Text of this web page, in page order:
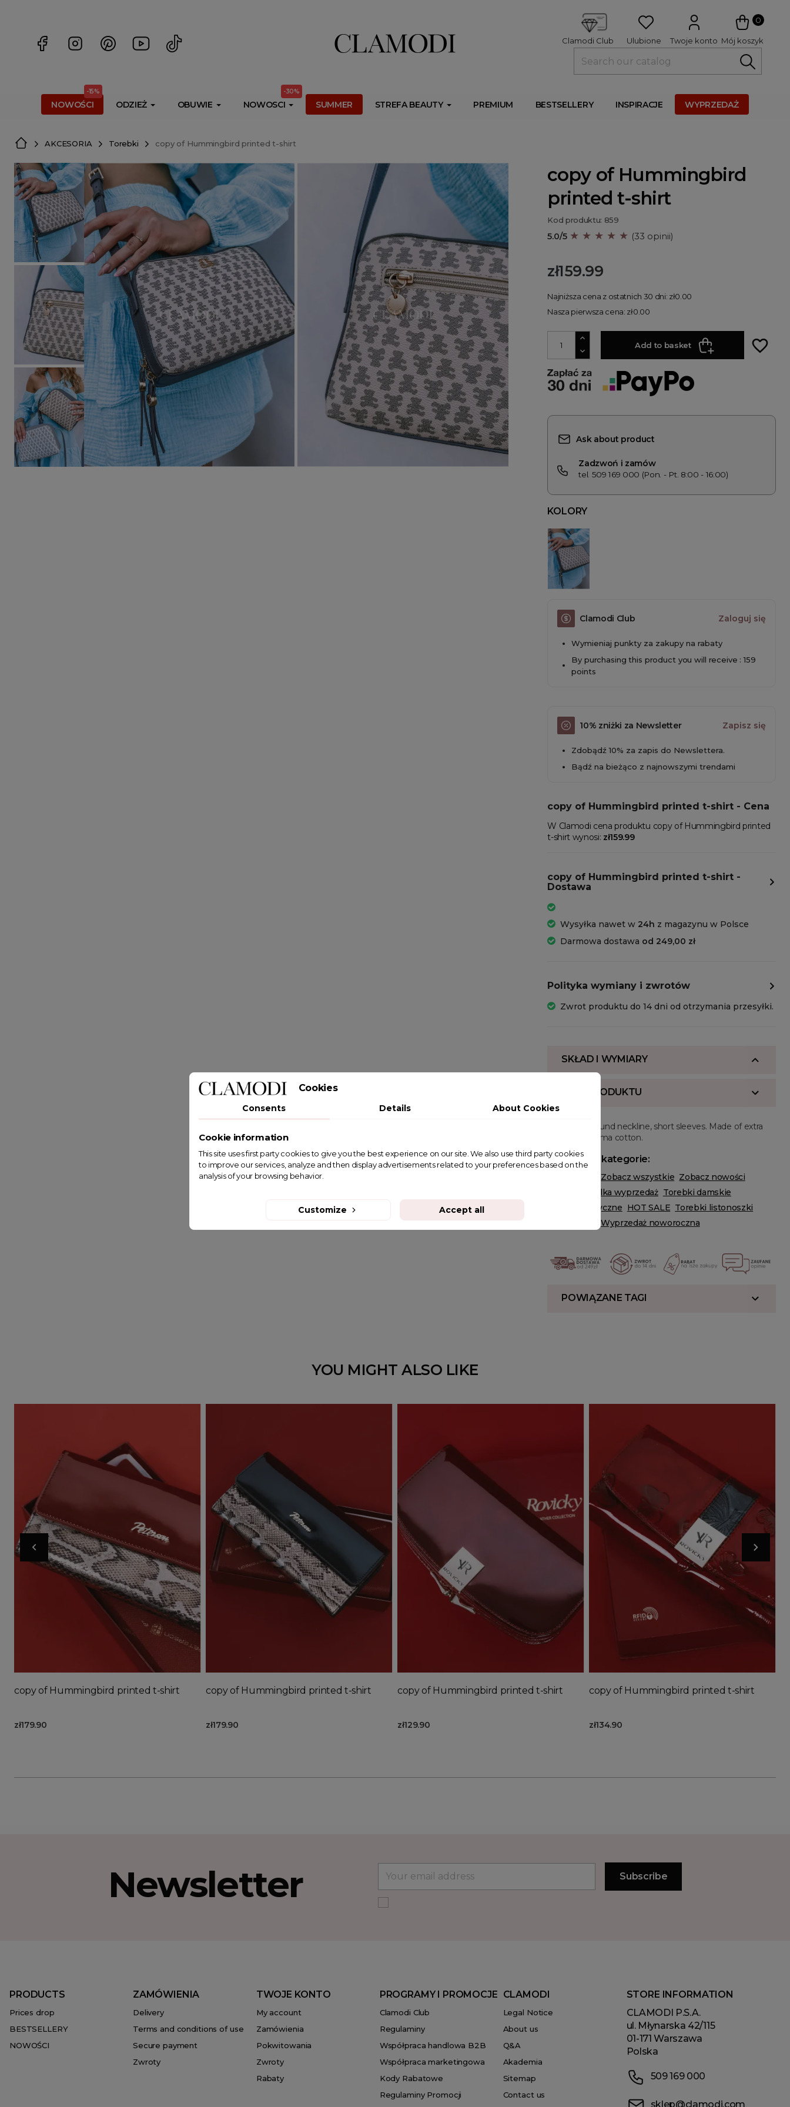
0
Mój koszyk
Twoje konto
Ulubione
Clamodi Club
NOWOŚCI
-15%
ODZIEŻ OBUWIE NOWOSCI
-30%
SUMMER STREFA BEAUTY PREMIUM BESTSELLERY INSPIRACJE WYPRZEDAŻ
AKCESORIA Torebki copy of Hummingbird printed t-shirt
copy of Hummingbird
printed t-shirt
Kod produktu: 859
5.0/5 ★ ★ ★ ★ ★ (33 opinii)
zł159.99
Najniższa cena z ostatnich 30 dni: zł0.00
Nasza pierwsza cena: zł0.00
Add to basket favorite_border
Ask about product
Zadzwoń i zamów
tel. 509 169 000 (Pon. - Pt. 8:00 - 16:00)
KOLORY
Clamodi Club Zaloguj się
Wymieniaj punkty za zakupy na rabaty
By purchasing this product you will receive : 159
points
10% zniżki za Newsletter Zapisz się
Zdobądź 10% za zapis do Newslettera.
Bądź na bieżąco z najnowszymi trendami
copy of Hummingbird printed t-shirt - Cena
W Clamodi cena produktu copy of Hummingbird printed
t-shirt wynosi: zł159.99
copy of Hummingbird printed t-shirt -
Dostawa
Wysyłka nawet w 24h z magazynu w Polsce
Darmowa dostawa od 249,00 zł
Polityka wymiany i zwrotów
Zwrot produktu do 14 dni od otrzymania przesyłki.
SKŁAD I WYMIARY
OPIS PRODUKTU
Regular fit, round neckline, short sleeves. Made of extra
long staple pima cotton.
Powiązane kategorie:
Zobacz wszystkie Zobacz nowości
Wielka wyprzedaż Torebki damskie
Torebki Klasyczne HOT SALE Torebki listonoszki
Wyprzedaż noworoczna
POWIĄZANE TAGI
YOU MIGHT ALSO LIKE
copy of Hummingbird printed t-shirt
zł179.90
copy of Hummingbird printed t-shirt
zł179.90
copy of Hummingbird printed t-shirt
zł129.90
copy of Hummingbird printed t-shirt
zł134.90
Newsletter
PRODUCTS
Prices drop
BESTSELLERY
NOWOŚCI
ZAMÓWIENIA
Delivery
Terms and conditions of use
Secure payment
Zwroty
TWOJE KONTO
My account
Zamówienia
Pokwitowania
Zwroty
Rabaty
PROGRAMY I PROMOCJE
Clamodi Club
Regulaminy
Współpraca handlowa B2B
Współpraca marketingowa
Kody Rabatowe
Regulaminy Promocji
CLAMODI
Legal Notice
About us
Q&A
Akademia
Sitemap
Contact us
STORE INFORMATION
CLAMODI P.S.A.
ul. Młynarska 42/115
01-171 Warszawa
Polska
509 169 000
sklep@clamodi.com
Cookies
Consents Details About Cookies
Cookie information
This site uses first party cookies to give you the best experience on our site. We also use third party cookies
to improve our services, analyze and then display advertisements related to your preferences based on the
analysis of your browsing behavior.
Customize Accept all